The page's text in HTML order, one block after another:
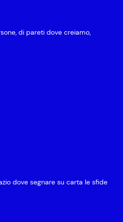
di pareti dove creiamo,
dove segnare su carta le sfide